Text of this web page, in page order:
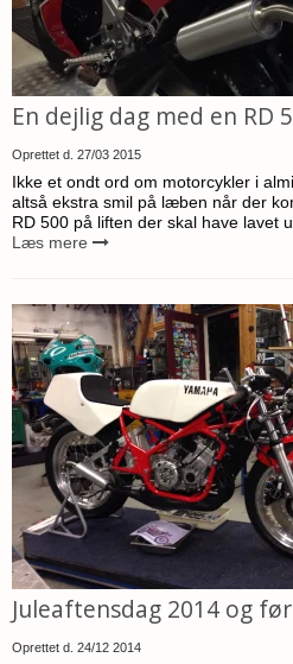
En dejlig dag med en RD
Oprettet d. 27/03 2015
Ikke et ondt ord om motorcykler i
altså ekstra smil på læben når der
RD 500 på liften der skal have lavet
Læs mere
Juleaftensdag 2014 og
Oprettet d. 24/12 2014